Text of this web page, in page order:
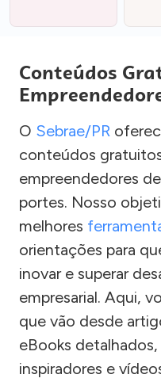
Conteúdos
O Sebrae/PR
conteúdos
empreendedores
portes. Nosso
melhores
orientações para
inovar e superar
empresarial. Aqui,
que vão desde
eBooks
inspiradores e